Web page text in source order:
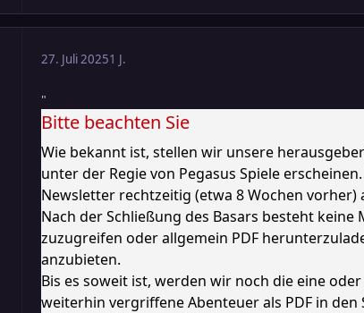
27. Juli 20251 J.
"
Bitte beachten Sie
Wie bekannt ist, stellen wir unsere
unter der Regie von Pegasus Spiele
Newsletter rechtzeitig (etwa 8 Wochen
Nach der Schließung des Basars besteht
zuzugreifen oder allgemein PDF
anzubieten.
Bis es soweit ist, werden wir noch die eine
weiterhin vergriffene Abenteuer als PDF in den